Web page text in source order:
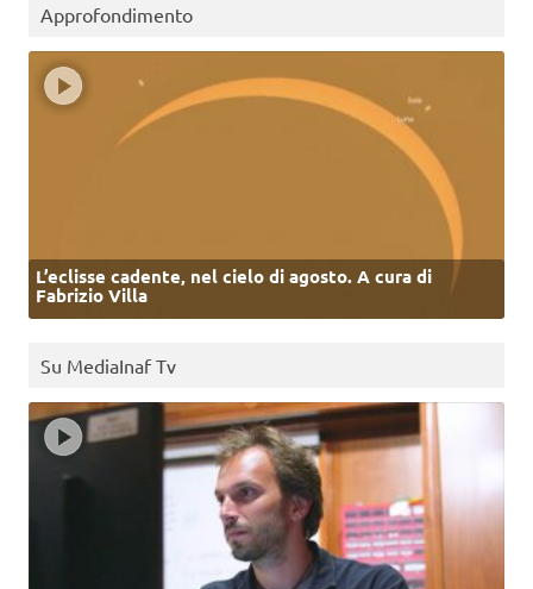
Approfondimento
L’eclisse cadente, nel cielo di agosto. A cura di
Fabrizio Villa
Su MediaInaf Tv